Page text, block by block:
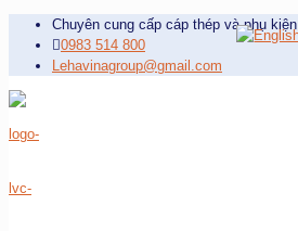
Chuyên cung cấp cáp thép và phụ kiện
0983 514 800
Lehavinagroup@gmail.com